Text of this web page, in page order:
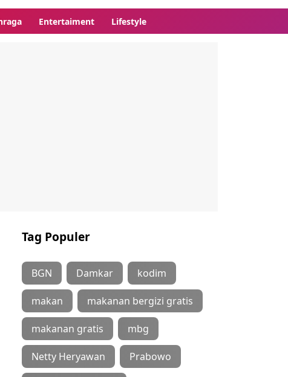
Entertaiment Lifestyle
Tag Populer
BGN Damkar kodim
makan makanan bergizi gratis
makanan gratis mbg
Netty Heryawan Prabowo